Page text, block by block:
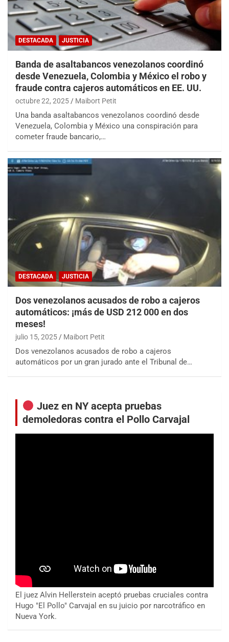
DESTACADA JUSTICIA
Banda de asaltabancos venezolanos coordinó
desde Venezuela, Colombia y México el robo y
fraude contra cajeros automáticos en EE. UU.
octubre 22, 2025 Maibort Petit
Una banda asaltabancos venezolanos coordinó desde
Venezuela, Colombia y México una conspiración para
cometer fraude bancario,…
DESTACADA JUSTICIA
Dos venezolanos acusados de robo a cajeros
automáticos: ¡más de USD 212 000 en dos
meses!
julio 15, 2025 Maibort Petit
Dos venezolanos acusados de robo a cajeros
automáticos por un gran jurado ante el Tribunal de…
Juez en NY acepta pruebas
demoledoras contra el Pollo Carvajal
El juez Alvin Hellerstein aceptó pruebas cruciales contra
Hugo "El Pollo" Carvajal en su juicio por narcotráfico en
Nueva York.